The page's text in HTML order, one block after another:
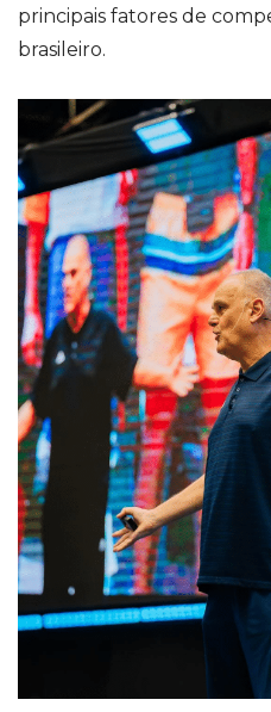
principais fatores de
brasileiro.